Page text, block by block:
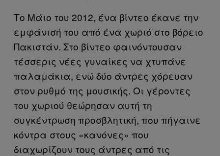
Το Μάιο του 2012, ένα βίντεο έκανε την
εμφάνισή του από ένα χωριό στο βόρειο
Πακιστάν. Στο βίντεο φαινόντουσαν
τέσσερις νέες γυναίκες να χτυπάνε
παλαμάκια, ενώ δύο άντρες χόρευαν
στον ρυθμό της μουσικής. Οι γέροντες
του χωριού θεώρησαν αυτή τη
συγκέντρωση προσβλητική, που πήγαινε
κόντρα στους «κανόνες» που
διαχωρίζουν τους άντρες από τις